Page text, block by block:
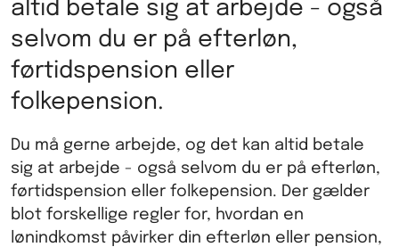
altid betale sig at arbejde - også
selvom du er på efterløn,
førtidspension eller
folkepension.
Du må gerne arbejde, og det kan altid betale
sig at arbejde - også selvom du er på efterløn,
førtidspension eller folkepension. Der gælder
blot forskellige regler for, hvordan en
lønindkomst påvirker din efterløn eller pension,